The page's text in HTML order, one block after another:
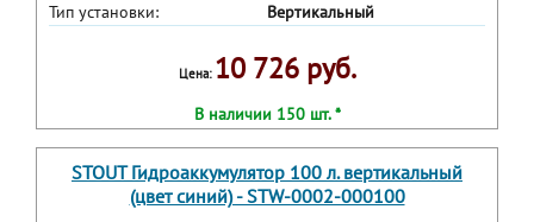
Тип установки:
Вертикальный
Цена: 10 726 руб.
В наличии 150 шт. *
STOUT Гидроаккумулятор 100 л. вертикальный
(цвет синий) - STW-0002-000100